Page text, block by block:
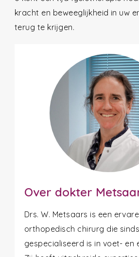
kracht en beweeglijkheid in uw
terug te krijgen.
Over dokter
Drs. W. Metsaars is een
orthopedisch chirurg die
gespecialiseerd is in voet- en